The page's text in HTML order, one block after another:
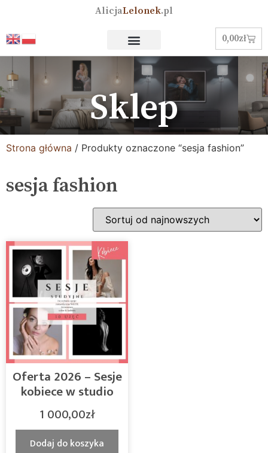
AlicjaLelonek.pl
0,00zł
Sklep
Strona główna / Produkty oznaczone “sesja fashion”
sesja fashion
Oferta 2026 – Sesje
kobiece w studio
1 000,00zł
Dodaj do koszyka